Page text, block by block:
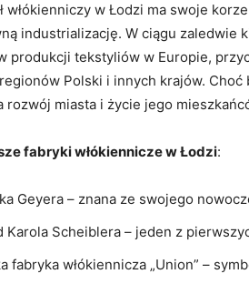
włókienniczy w Łodzi ma swoje
industrializację. W ciągu zaledwie
produkcji tekstyliów w Europie,
Polski i innych krajów. Choć
rozwój miasta i życie jego
fabryki włókiennicze w Łodzi:
Geyera – znana ze swojego
Karola Scheiblera – jeden z
fabryka włókiennicza „Union” –